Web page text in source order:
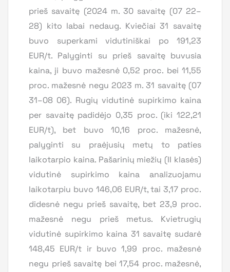
prieš savaitę (2024 m. 30 savaitę (07 22–
28) kito labai nedaug. Kviečiai 31 savaitę
buvo superkami vidutiniškai po 191,23
EUR/t. Palyginti su prieš savaitę buvusia
kaina, ji buvo mažesnė 0,52 proc. bei 11,55
proc. mažesnė negu 2023 m. 31 savaitę (07
31–08 06). Rugių vidutinė supirkimo kaina
per savaitę padidėjo 0,35 proc. (iki 122,21
EUR/t), bet buvo 10,16 proc. mažesnė,
palyginti su praėjusių metų to paties
laikotarpio kaina. Pašarinių miežių (II klasės)
vidutinė supirkimo kaina analizuojamu
laikotarpiu buvo 146,06 EUR/t, tai 3,17 proc.
didesnė negu prieš savaitę, bet 23,9 proc.
mažesnė negu prieš metus. Kvietrugių
vidutinė supirkimo kaina 31 savaitę sudarė
148,45 EUR/t ir buvo 1,99 proc. mažesnė
negu prieš savaitę bei 17,54 proc. mažesnė,